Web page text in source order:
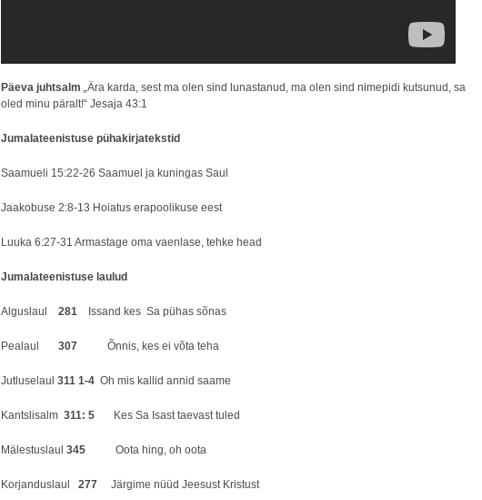
Päeva juhtsalm „Ära karda, sest ma olen sind lunastanud, ma olen sind nimepidi kutsunud, sa
oled minu päralt!“ Jesaja 43:1
Jumalateenistuse pühakirjatekstid
Saamueli 15:22-26 Saamuel ja kuningas Saul
Jaakobuse 2:8-13 Hoiatus erapoolikuse eest
Luuka 6:27-31 Armastage oma vaenlase, tehke head
Jumalateenistuse laulud
Alguslaul 281 Issand kes Sa pühas sõnas
Pealaul 307 Õnnis, kes ei võta teha
Jutluselaul 311 1-4 Oh mis kallid annid saame
Kantslisalm 311: 5 Kes Sa Isast taevast tuled
Mälestuslaul 345 Oota hing, oh oota
Korjanduslaul 277 Järgime nüüd Jeesust Kristust